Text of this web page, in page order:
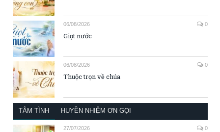
06/08/2026 0
Giọt nước
06/08/2026 0
Thuộc trọn về chúa
TÂM TÌNH HUYỀN NHIỆM ƠN GỌI
27/07/2026 0